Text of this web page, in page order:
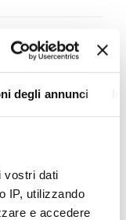
degli annunci
vostri dati
IP, utilizzando
e accedere
rif.
di
sull'Arno.